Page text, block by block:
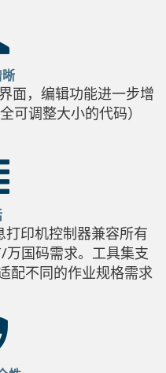
面，编辑功能进一步增
可调整大小的代码）
印机控制器兼容所有
国码需求。工具集支
配不同的作业规格需求